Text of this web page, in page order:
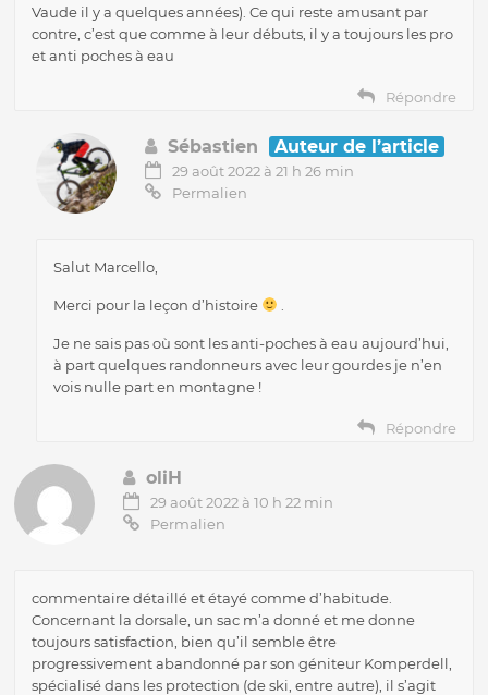
Vaude il y a quelques années). Ce qui reste amusant par
contre, c’est que comme à leur débuts, il y a toujours les pro
et anti poches à eau
Répondre
Sébastien Auteur de l’article
29 août 2022 à 21 h 26 min
Permalien
Salut Marcello,
Merci pour la leçon d’histoire
Je ne sais pas où sont les anti-poches à eau aujourd’hui,
à part quelques randonneurs avec leur gourdes je n’en
vois nulle part en montagne !
Répondre
oliH
29 août 2022 à 10 h 22 min
Permalien
commentaire détaillé et étayé comme d’habitude.
Concernant la dorsale, un sac m’a donné et me donne
toujours satisfaction, bien qu’il semble être
progressivement abandonné par son géniteur Komperdell,
spécialisé dans les protection (de ski, entre autre), il s’agit